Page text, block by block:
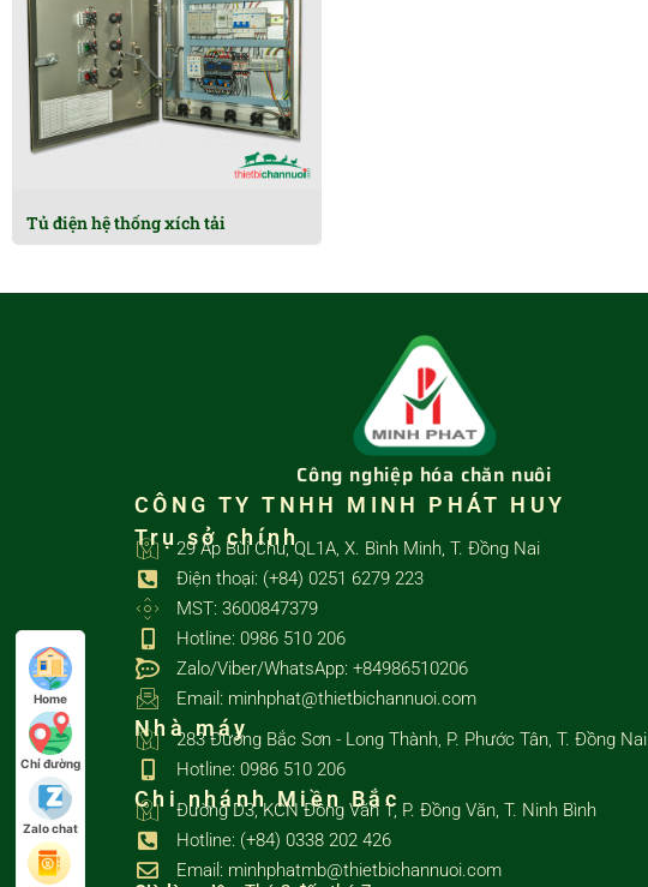
Tủ điện hệ thống xích tải
Công nghiệp hóa chăn nuôi
CÔNG TY TNHH MINH PHÁT HUY
Trụ sở chính
29 Ấp Bùi Chu, QL1A, X. Bình Minh, T. Đồng Nai
Điện thoại: (+84) 0251 6279 223
MST: 3600847379
Hotline: 0986 510 206
Zalo/Viber/WhatsApp: +84986510206
Email: minhphat@thietbichannuoi.com
Nhà máy
283 Đường Bắc Sơn - Long Thành, P. Phước Tân, T. Đồng Nai
Hotline: 0986 510 206
Chi nhánh Miền Bắc
Đường D3, KCN Đồng Văn 1, P. Đồng Văn, T. Ninh Bình
Hotline: (+84) 0338 202 426
Email: minhphatmb@thietbichannuoi.com
Home
Chỉ đường
Zalo chat